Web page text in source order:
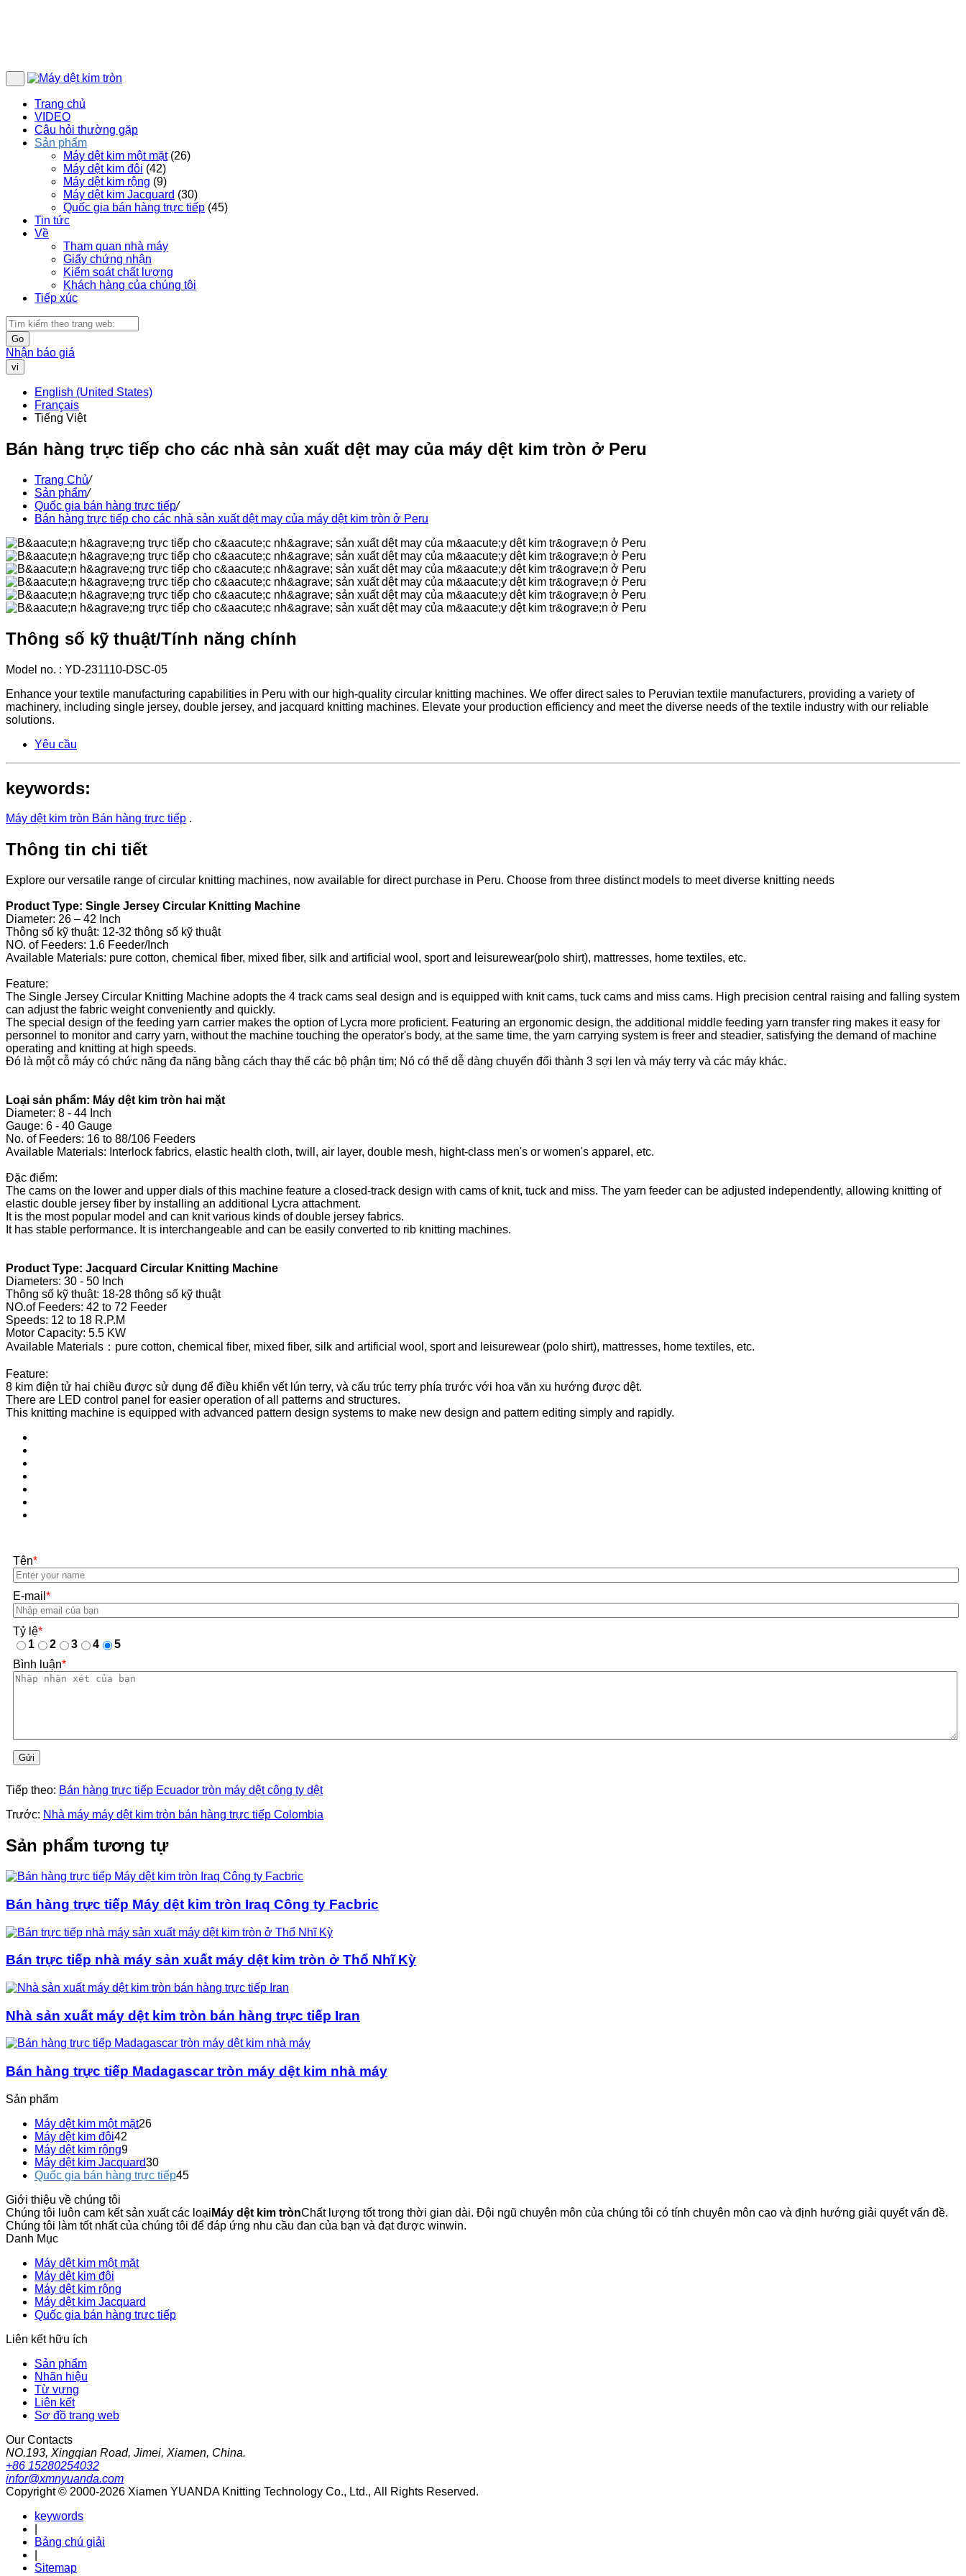
Trang chủ
VIDEO
Câu hỏi thường gặp
Sản phẩm
Máy dệt kim một mặt(26)
Máy dệt kim đôi (42)
Máy dệt kim rộng (9)
Máy dệt kim Jacquard (30)
Quốc gia bán hàng trực tiếp (45)
Tin tức
Về
Tham quan nhà máy
Giấy chứng nhận
Kiểm soát chất lượng
Khách hàng của chúng tôi
Tiếp xúc
Go
Nhận báo giá
vi
English (United States)
Français
Tiếng Việt
Bán hàng trực tiếp cho các nhà sản xuất dệt may của máy dệt kim tròn ở Peru
Trang Chủ/
Sản phẩm/
Quốc gia bán hàng trực tiếp/
Bán hàng trực tiếp cho các nhà sản xuất dệt may của máy dệt kim tròn ở Peru
Thông số kỹ thuật/Tính năng chính
Model no. : YD-231110-DSC-05
Enhance your textile manufacturing capabilities in Peru with our high-quality circular knitting machines. We offer direct sales to Peruvian textile manufacturers, providing a variety of
machinery, including single jersey, double jersey, and jacquard knitting machines. Elevate your production efficiency and meet the diverse needs of the textile industry with our reliable
solutions.
Yêu cầu
keywords:
Máy dệt kim tròn Bán hàng trực tiếp .
Thông tin chi tiết
Explore our versatile range of circular knitting machines, now available for direct purchase in Peru. Choose from three distinct models to meet diverse knitting needs
Product Type: Single Jersey Circular Knitting Machine
Diameter: 26 – 42 Inch
Thông số kỹ thuật: 12-32 thông số kỹ thuật
NO. of Feeders: 1.6 Feeder/Inch
Available Materials: pure cotton, chemical fiber, mixed fiber, silk and artificial wool, sport and leisurewear(polo shirt), mattresses, home textiles, etc.
Feature:
The Single Jersey Circular Knitting Machine adopts the 4 track cams seal design and is equipped with knit cams, tuck cams and miss cams. High precision central raising and falling system
can adjust the fabric weight conveniently and quickly.
The special design of the feeding yarn carrier makes the option of Lycra more proficient. Featuring an ergonomic design, the additional middle feeding yarn transfer ring makes it easy for
personnel to monitor and carry yarn, without the machine touching the operator's body, at the same time, the yarn carrying system is freer and steadier, satisfying the demand of machine
operating and knitting at high speeds.
Đó là một cỗ máy có chức năng đa năng bằng cách thay thế các bộ phận tim; Nó có thể dễ dàng chuyển đổi thành 3 sợi len và máy terry và các máy khác.
Loại sản phẩm: Máy dệt kim tròn hai mặt
Diameter: 8 - 44 Inch
Gauge: 6 - 40 Gauge
No. of Feeders: 16 to 88/106 Feeders
Available Materials: Interlock fabrics, elastic health cloth, twill, air layer, double mesh, hight-class men's or women's apparel, etc.
Đặc điểm:
The cams on the lower and upper dials of this machine feature a closed-track design with cams of knit, tuck and miss. The yarn feeder can be adjusted independently, allowing knitting of
elastic double jersey fiber by installing an additional Lycra attachment.
It is the most popular model and can knit various kinds of double jersey fabrics.
It has stable performance. It is interchangeable and can be easily converted to rib knitting machines.
Product Type: Jacquard Circular Knitting Machine
Diameters: 30 - 50 Inch
Thông số kỹ thuật: 18-28 thông số kỹ thuật
NO.of Feeders: 42 to 72 Feeder
Speeds: 12 to 18 R.P.M
Motor Capacity: 5.5 KW
Available Materials：pure cotton, chemical fiber, mixed fiber, silk and artificial wool, sport and leisurewear (polo shirt), mattresses, home textiles, etc.
Feature:
8 kim điện tử hai chiều được sử dụng để điều khiển vết lún terry, và cấu trúc terry phía trước với hoa văn xu hướng được dệt.
There are LED control panel for easier operation of all patterns and structures.
This knitting machine is equipped with advanced pattern design systems to make new design and pattern editing simply and rapidly.
Tên*
E-mail *
Tỷ lệ*
1
2 3 4
5
Bình luận*
Gửi
Tiếp theo: Bán hàng trực tiếp Ecuador tròn máy dệt công ty dệt
Trước: Nhà máy máy dệt kim tròn bán hàng trực tiếp Colombia
Sản phẩm tương tự
Bán hàng trực tiếp Máy dệt kim tròn Iraq Công ty Facbric
Bán trực tiếp nhà máy sản xuất máy dệt kim tròn ở Thổ Nhĩ Kỳ
Nhà sản xuất máy dệt kim tròn bán hàng trực tiếp Iran
Bán hàng trực tiếp Madagascar tròn máy dệt kim nhà máy
Sản phẩm
Máy dệt kim một mặt26
Máy dệt kim đôi42
Máy dệt kim rộng9
Máy dệt kim Jacquard30
Quốc gia bán hàng trực tiếp45
Giới thiệu về chúng tôi
Chúng tôi luôn cam kết sản xuất các loại Máy dệt kim trònChất lượng tốt trong thời gian dài. Đội ngũ chuyên môn của chúng tôi có tính chuyên môn cao và định hướng giải quyết vấn đề.
Chúng tôi làm tốt nhất của chúng tôi để đáp ứng nhu cầu đan của bạn và đạt được winwin.
Danh Mục
Máy dệt kim một mặt
Máy dệt kim đôi
Máy dệt kim rộng
Máy dệt kim Jacquard
Quốc gia bán hàng trực tiếp
Liên kết hữu ích
Sản phẩm
Nhãn hiệu
Từ vựng
Liên kết
Sơ đồ trang web
Our Contacts
NO.193, Xingqian Road, Jimei, Xiamen, China.
+86 15280254032
infor@xmnyuanda.com
Copyright © 2000-2026 Xiamen YUANDA Knitting Technology Co., Ltd., All Rights Reserved.
keywords
Bảng chú giải
Sitemap